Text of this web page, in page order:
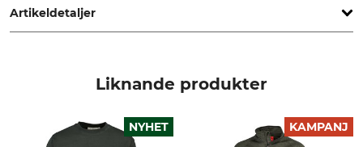
Artikeldetaljer
100% Bomull
40 °C kulörtvätt
Liknande produkter
NYHET KAMPANJ